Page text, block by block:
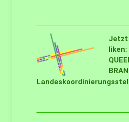
Jetzt
liken: